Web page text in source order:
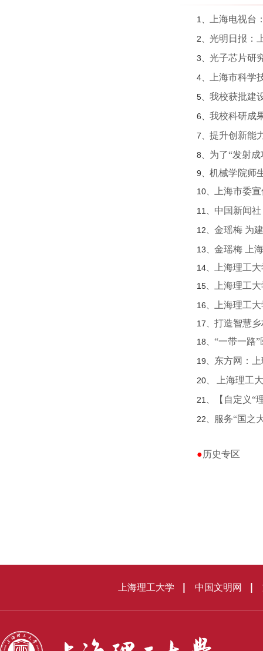
1、 上海电视台
2、 光明日报：
3、 光子芯片研
4、 上海市科学
5、 我校获批建
6、 我校科研成
7、 提升创新能
8、 为了“发射
9、 机械学院师
10、 上海市委
11、 中国新闻
12、 金瑶梅 为
13、 金瑶梅 上
14、 上海理工
15、 上海理工
16、 上海理工
17、 打造智慧
18、 “一带一路
19、 东方网：
20、 上海理工
21、 【自定义
22、 服务“国之
●历史专区
上海理工大学 中国文明网